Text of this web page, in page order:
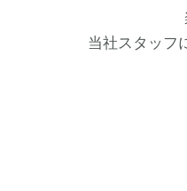
当社スタッフ